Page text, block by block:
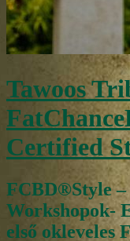
Tawoos
Certified
FCBD®Style –
Workshopok-
első okleveles